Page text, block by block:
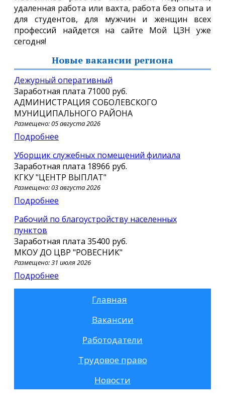
удаленная работа или вахта, работа без опыта и
для студентов, для мужчин и женщин всех
профессий найдется на сайте Мой ЦЗН уже
сегодня!
Новые вакансии региона
Дежурный оперативный
Заработная плата 71000 руб.
АДМИНИСТРАЦИЯ СОБОЛЕВСКОГО
МУНИЦИПАЛЬНОГО РАЙОНА
Размещено: 05 августа 2026
Подробнее
Уборщик служебных помещений филиала
Заработная плата 18966 руб.
КГКУ "ЦЕНТР ВЫПЛАТ"
Размещено: 03 августа 2026
Подробнее
Рабочий по благоустройству населенных
пунктов
Заработная плата 35400 руб.
МКОУ ДО ЦВР "РОВЕСНИК"
Размещено: 31 июля 2026
Подробнее
Главная
Вакансии
Работодатели
Трудовое право
Новости